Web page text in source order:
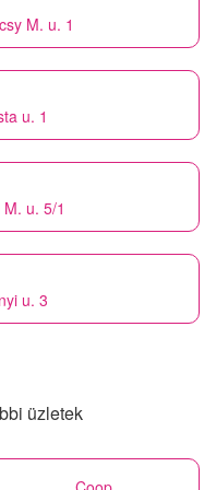
M. u. 1
u. 1
u. 5/1
u. 3
üzletek